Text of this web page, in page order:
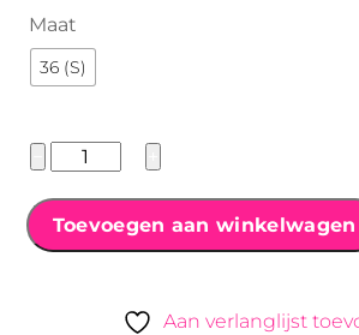
Maat
36 (S)
Karostar
waist
jeans
knopensluiting
Toevoegen aan winkelwagen
Aan verlanglijst